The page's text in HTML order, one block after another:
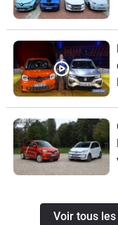
Voir tous